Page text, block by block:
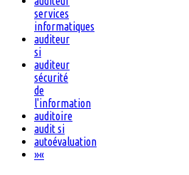
services
informatiques
auditeur
si
auditeur
sécurité
de
l'information
auditoire
audit si
autoévaluation
»«